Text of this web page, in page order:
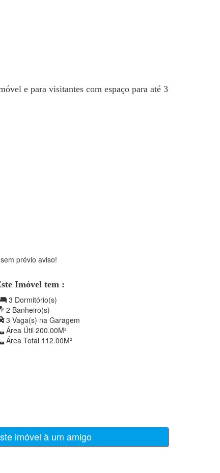
e para visitantes com espaço para até 3
prévio aviso!
Imóvel tem :
3 Dormitório(s)
2 Banheiro(s)
3 Vaga(s) na Garagem
Área Útil 200.00M²
Área Total 112.00M²
imóvel à um amigo